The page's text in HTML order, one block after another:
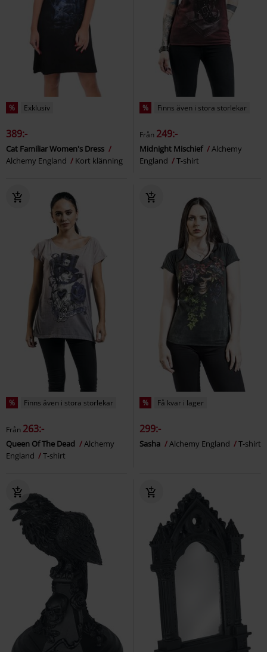
% Exklusiv
389:-
Cat Familiar Women's Dress
Alchemy England
Kort klänning
% Finns även i stora storlekar
Från 249:-
Midnight Mischief
Alchemy
England
T-shirt
% Finns även i stora storlekar
Från 263:-
Queen Of The Dead
Alchemy
England
T-shirt
% Få kvar i lager
299:-
Sasha Alchemy England T-shirt